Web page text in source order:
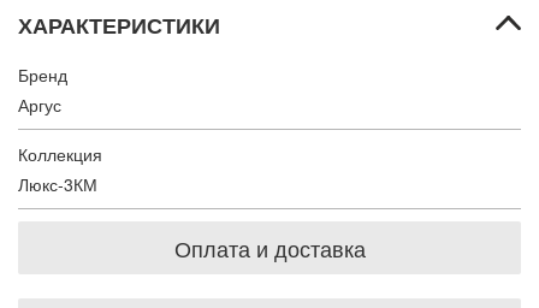
ХАРАКТЕРИСТИКИ
Бренд
Аргус
Коллекция
Люкс-3КМ
Оплата и доставка